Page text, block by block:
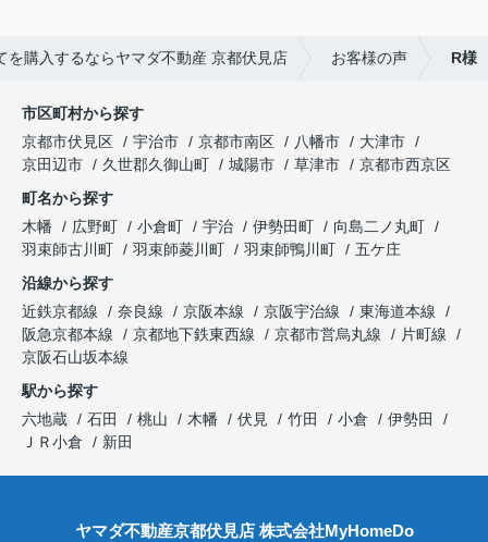
を購入するならヤマダ不動産 京都伏見店 お客様の声 R様
市区町村から探す
京都市伏見区
宇治市 京都市南区 八幡市
大津市
京田辺市
久世郡久御山町 城陽市 草津市
京都市西京区
町名から探す
木幡
広野町 小倉町 宇治 伊勢田町
向島二ノ丸町
羽束師古川町
羽束師菱川町 羽束師鴨川町
五ケ庄
沿線から探す
近鉄京都線
奈良線 京阪本線 京阪宇治線
東海道本線
阪急京都本線
京都地下鉄東西線 京都市営烏丸線
片町線
京阪石山坂本線
駅から探す
六地蔵
石田 桃山 木幡 伏見 竹田 小倉
伊勢田
ＪＲ小倉
新田
ヤマダ不動産京都伏見店 株式会社MyHomeDo